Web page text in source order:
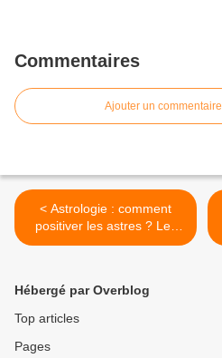
Commentaires
Ajouter un commentaire
< Astrologie : comment
positiver les astres ? Les
péchés capitaux et les âges
Hébergé par Overblog
Top articles
Pages